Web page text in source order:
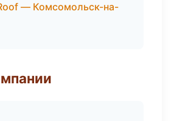
— Комсомольск-на-